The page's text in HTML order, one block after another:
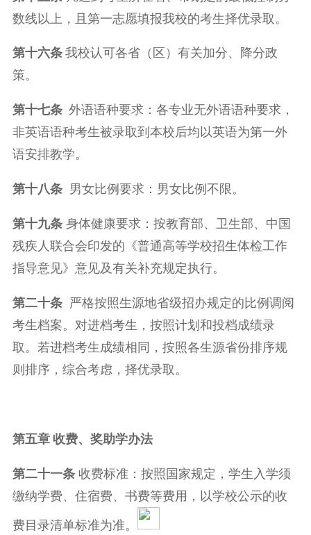
数线以上，且第一志愿填报我校的考生择优录取。
第十六条我校认可各省（区）有关加分、降分政
策。
第十七条 外语语种要求：各专业无外语语种要求，
非英语语种考生被录取到本校后均以英语为第一外
语安排教学。
第十八条男女比例要求：男女比例不限。
第十九条身体健康要求：按教育部、卫生部、中国
残疾人联合会印发的《普通高等学校招生体检工作
指导意见》意见及有关补充规定执行。
第二十条严格按照生源地省级招办规定的比例调阅
考生档案。对进档考生，按照计划和投档成绩录
取。若进档考生成绩相同，按照各生源省份排序规
则排序，综合考虑，择优录取。
第五章收费、奖助学办法
第二十一条收费标准：按照国家规定，学生入学须
缴纳学费、住宿费、书费等费用，以学校公示的收
费目录清单标准为准。